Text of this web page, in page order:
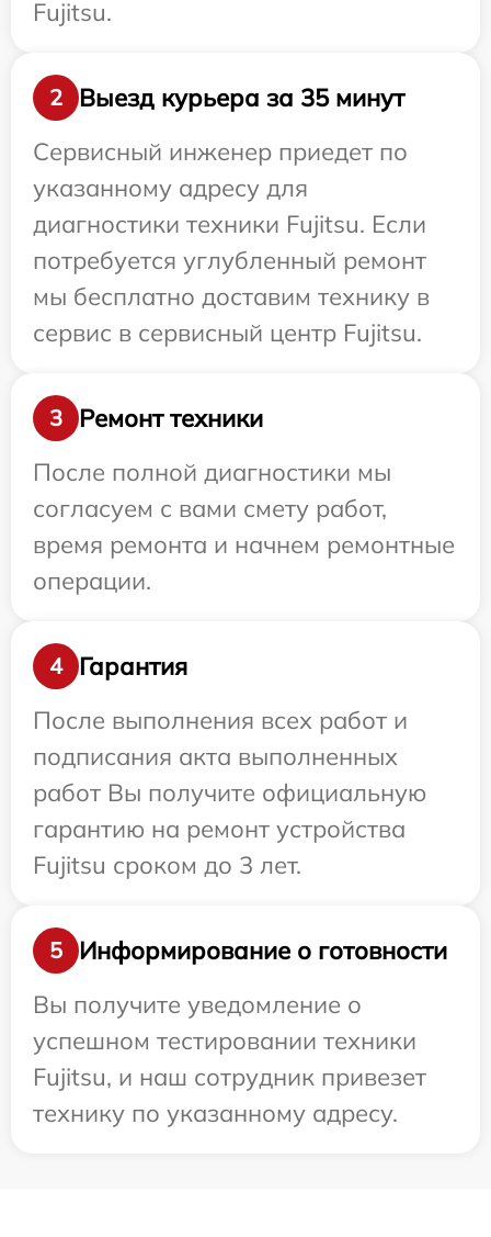
Fujitsu.
2
Выезд курьера за 35 минут
Сервисный инженер приедет по
указанному адресу для
диагностики техники Fujitsu. Если
потребуется углубленный ремонт
мы бесплатно доставим технику в
сервис в сервисный центр Fujitsu.
3
Ремонт техники
После полной диагностики мы
согласуем с вами смету работ,
время ремонта и начнем ремонтные
операции.
4
Гарантия
После выполнения всех работ и
подписания акта выполненных
работ Вы получите официальную
гарантию на ремонт устройства
Fujitsu сроком до 3 лет.
5
Информирование о готовности
Вы получите уведомление о
успешном тестировании техники
Fujitsu, и наш сотрудник привезет
технику по указанному адресу.